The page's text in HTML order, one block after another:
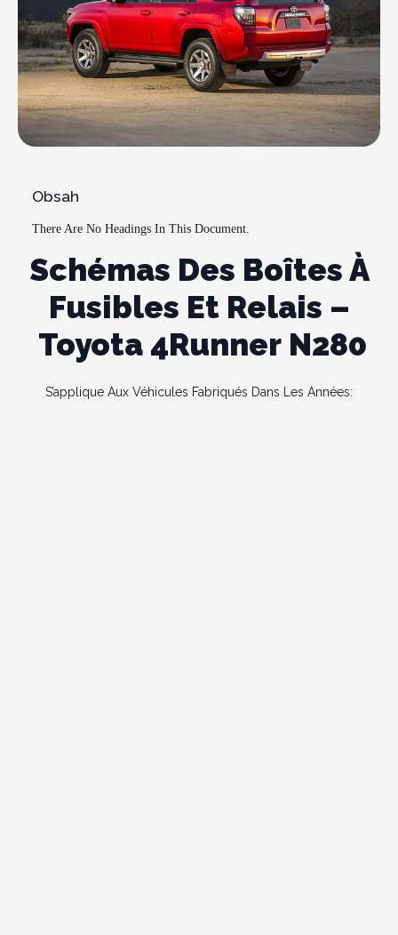
Obsah
There Are No Headings In This Document.
Schémas Des Boîtes À
Fusibles Et Relais –
Toyota 4Runner N280
S’applique Aux Véhicules Fabriqués Dans Les Années: